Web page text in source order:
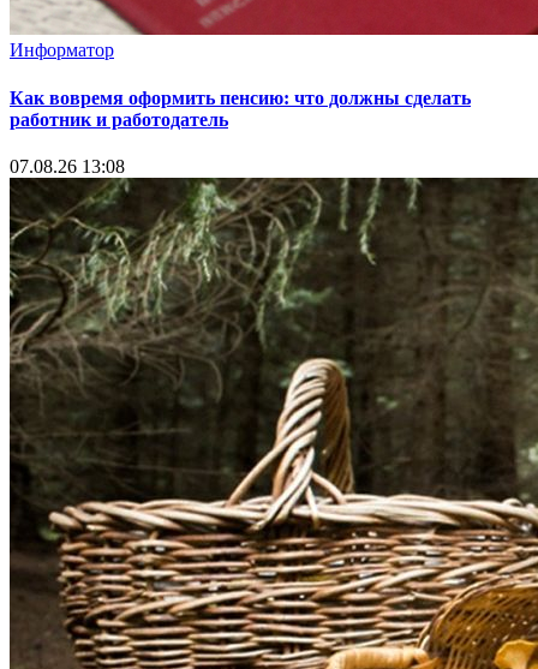
Информатор
Как вовремя оформить пенсию: что должны сделать
работник и работодатель
07.08.26 13:08